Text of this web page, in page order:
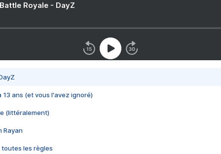
Royale - DayZ
13 ans (et vous l'avez ignoré)
(littéralement)
Rayan
toutes les règles